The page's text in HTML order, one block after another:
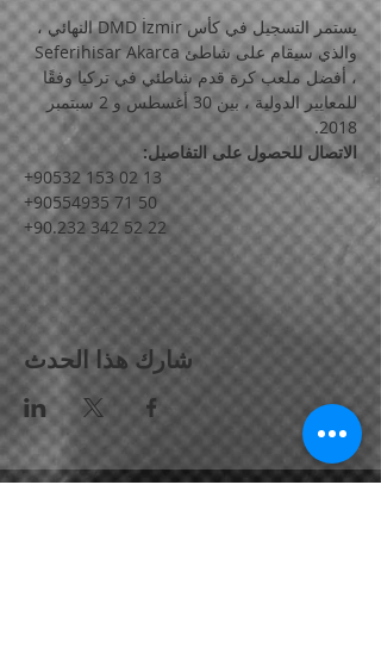
يستمر التسجيل في كأس DMD İzmir النهائي ،
والذي سيقام على شاطئ Seferihisar Akarca
، أفضل ملعب كرة قدم شاطئي في تركيا وفقًا
للمعايير الدولية ، بين 30 أغسطس و 2 سبتمبر
2018.
الاتصال للحصول على التفاصيل:
+90532 153 02 13
+90554935 71 50
+90.232 342 52 22
شارك هذا الحدث